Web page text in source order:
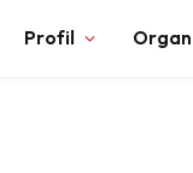
Profil